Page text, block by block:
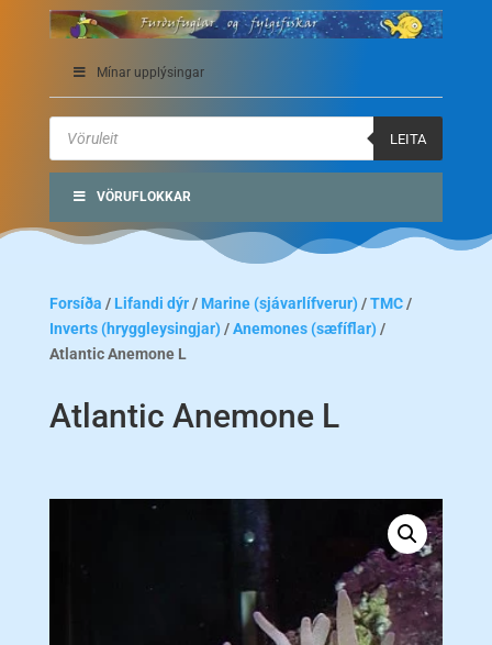
Mínar upplýsingar
Products
search
LEITA
VÖRUFLOKKAR
Forsíða / Lifandi dýr/ Marine (sjávarlífverur) /TMC/
Inverts (hryggleysingjar) /Anemones (sæfíflar) /
Atlantic Anemone L
Atlantic Anemone L